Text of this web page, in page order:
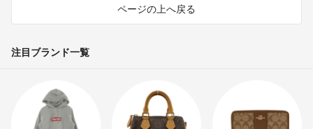
ページの上へ戻る
注目ブランド一覧